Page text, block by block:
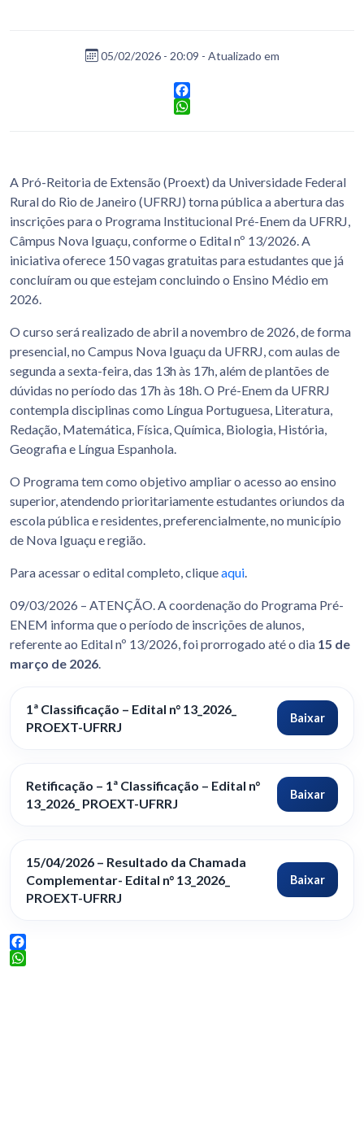
05/02/2026 - 20:09 - Atualizado em
Facebook
A Pró-Reitoria de Extensão (Proext) da Universidade Federal
Rural do Rio de Janeiro (UFRRJ) torna pública a abertura das
inscrições para o Programa Institucional Pré-Enem da UFRRJ,
Câmpus Nova Iguaçu, conforme o Edital nº 13/2026. A
iniciativa oferece 150 vagas gratuitas para estudantes que já
concluíram ou que estejam concluindo o Ensino Médio em
2026.
O curso será realizado de abril a novembro de 2026, de forma
presencial, no Campus Nova Iguaçu da UFRRJ, com aulas de
segunda a sexta-feira, das 13h às 17h, além de plantões de
dúvidas no período das 17h às 18h. O Pré-Enem da UFRRJ
contempla disciplinas como Língua Portuguesa, Literatura,
Redação, Matemática, Física, Química, Biologia, História,
Geografia e Língua Espanhola.
O Programa tem como objetivo ampliar o acesso ao ensino
superior, atendendo prioritariamente estudantes oriundos da
escola pública e residentes, preferencialmente, no município
de Nova Iguaçu e região.
Para acessar o edital completo, cliqueaqui
09/03/2026 – ATENÇÃO. A coordenação do Programa Pré-
ENEM informa que o período de inscrições de alunos,
referente ao Edital nº 13/2026, foi prorrogado até o dia 15 de
março de 2026
1ª Classificação – Edital n° 13_2026_
PROEXT-UFRRJ
Baixar
Retificação – 1ª Classificação – Edital n°
13_2026_ PROEXT-UFRRJ
Baixar
15/04/2026 – Resultado da Chamada
Complementar- Edital n° 13_2026_
PROEXT-UFRRJ
Baixar
Facebook